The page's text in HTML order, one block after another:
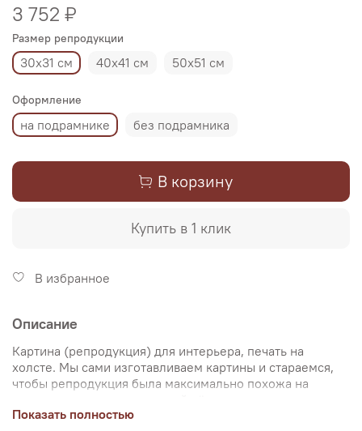
3 752 ₽
Размер репродукции
30х31 см 40х41 см 50х51 см
Оформление
на подрамнике без подрамника
В корзину
Купить в 1 клик
В избранное
Описание
Картина (репродукция) для интерьера, печать на
холсте. Мы сами изготавливаем картины и стараемся,
чтобы репродукция была максимально похожа на
Именно поэтому, мы уделяем особое внимание
Показать полностью